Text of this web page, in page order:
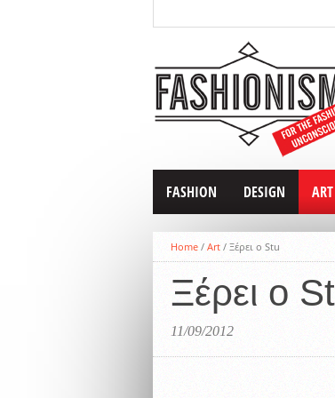
FASHION DESIGN ART
Home / Art / Ξέρει ο Stu
Ξέρει ο
11/09/2012